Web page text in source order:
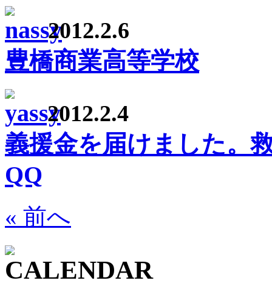
2012.2.6
豊橋商業高等学校
2012.2.4
義援金を届けました。
QQ
« 前へ